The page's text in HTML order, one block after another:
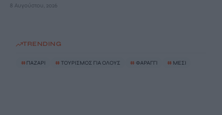
8 Αυγούστου, 2026
TRENDING
# ΠΑΖΑΡΙ # ΤΟΥΡΙΣΜΟΣ ΓΙΑ ΟΛΟΥΣ # ΦΑΡΑΓΓΙ # ΜΕΣΙ